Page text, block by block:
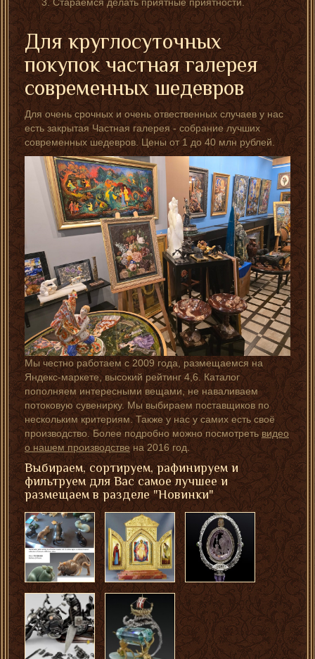
Для круглосуточных
покупок частная галерея
современных шедевров
Для очень срочных и очень отвественных случаев у нас
есть закрытая Частная галерея - собрание лучших
современных шедевров. Цены от 1 до 40 млн рублей.
Мы честно работаем с 2009 года, размещаемся на
Яндекс-маркете, высокий рейтинг 4,6. Каталог
пополняем интересными вещами, не наваливаем
потоковую сувенирку. Мы выбираем поставщиков по
нескольким критериям. Также у нас у самих есть своё
производство. Более подробно можно посмотретьвидео
о нашем производствена 2016 год.
Выбираем, сортируем, рафинируем и
фильтруем для Вас самое лучшее и
размещаем в разделе "Новинки"